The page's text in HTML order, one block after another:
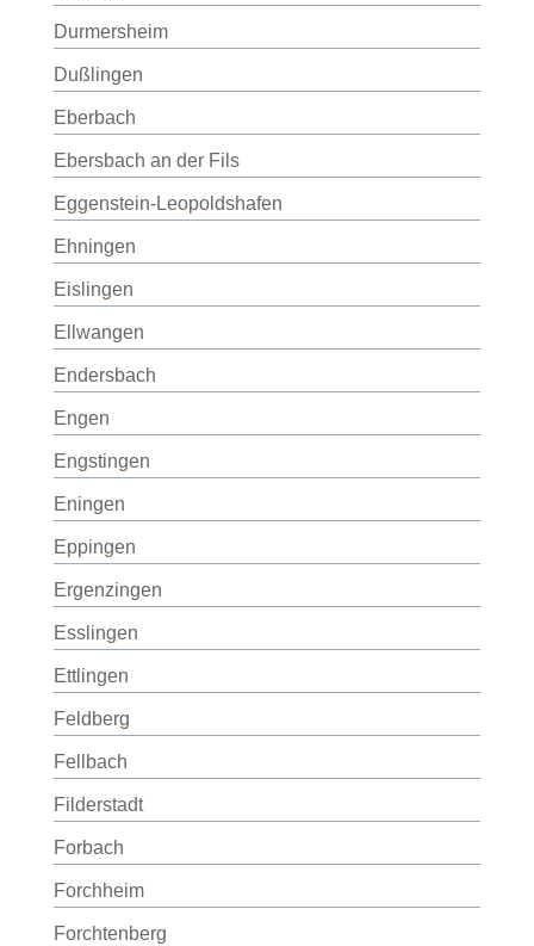
Durmersheim
Dußlingen
Eberbach
Ebersbach an der Fils
Eggenstein-Leopoldshafen
Ehningen
Eislingen
Ellwangen
Endersbach
Engen
Engstingen
Eningen
Eppingen
Ergenzingen
Esslingen
Ettlingen
Feldberg
Fellbach
Filderstadt
Forbach
Forchheim
Forchtenberg